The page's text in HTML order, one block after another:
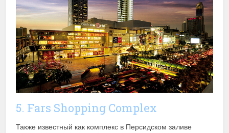
5. Fars Shopping Complex
Также известный как комплекс в Персидском заливе